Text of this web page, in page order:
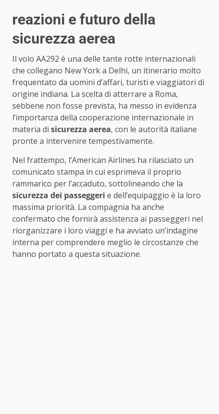
reazioni e futuro della
sicurezza aerea
Il volo AA292 è una delle tante rotte internazionali
che collegano New York a Delhi, un itinerario molto
frequentato da uomini d’affari, turisti e viaggiatori di
origine indiana. La scelta di atterrare a Roma,
sebbene non fosse prevista, ha messo in evidenza
l’importanza della cooperazione internazionale in
materia di sicurezza aerea, con le autorità italiane
pronte a intervenire tempestivamente.
Nel frattempo, l’American Airlines ha rilasciato un
comunicato stampa in cui esprimeva il proprio
rammarico per l’accaduto, sottolineando che la
sicurezza dei passeggeri e dell’equipaggio è la loro
massima priorità. La compagnia ha anche
confermato che fornirà assistenza ai passeggeri nel
riorganizzare i loro viaggi e ha avviato un’indagine
interna per comprendere meglio le circostanze che
hanno portato a questa situazione.